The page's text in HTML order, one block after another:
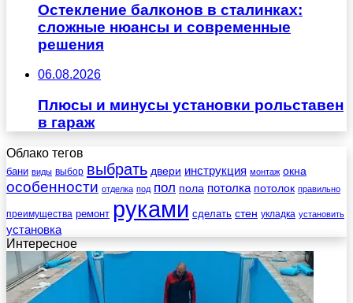
Остекление балконов в сталинках:
сложные нюансы и современные
решения
06.08.2026
Плюсы и минусы установки рольставен
в гараж
Облако тегов
бани виды выбор выбрать двери инструкция монтаж окна
особенности отделка под пол пола потолка потолок правильно
преимущества ремонт руками сделать стен укладка установить
установка
Интересное